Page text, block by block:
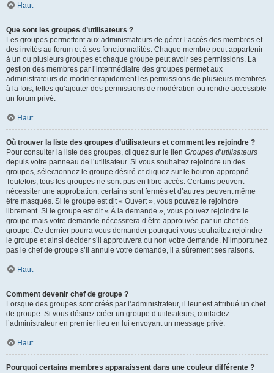
Haut
Que sont les groupes d’utilisateurs ?
Les groupes permettent aux administrateurs de gérer l’accès des membres et
des invités au forum et à ses fonctionnalités. Chaque membre peut appartenir
à un ou plusieurs groupes et chaque groupe peut avoir ses permissions. La
gestion des membres par l’intermédiaire des groupes permet aux
administrateurs de modifier rapidement les permissions de plusieurs membres
à la fois, telles qu’ajouter des permissions de modération ou rendre accessible
un forum privé.
Haut
Où trouver la liste des groupes d’utilisateurs et comment les rejoindre ?
Pour consulter la liste des groupes, cliquez sur le lien Groupes d’utilisateurs
depuis votre panneau de l’utilisateur. Si vous souhaitez rejoindre un des
groupes, sélectionnez le groupe désiré et cliquez sur le bouton approprié.
Toutefois, tous les groupes ne sont pas en libre accès. Certains peuvent
nécessiter une approbation, certains sont fermés et d’autres peuvent même
être masqués. Si le groupe est dit « Ouvert », vous pouvez le rejoindre
librement. Si le groupe est dit « À la demande », vous pouvez rejoindre le
groupe mais votre demande nécessitera d’être approuvée par un chef de
groupe. Ce dernier pourra vous demander pourquoi vous souhaitez rejoindre
le groupe et ainsi décider s’il approuvera ou non votre demande. N’importunez
pas le chef de groupe s’il annule votre demande, il a sûrement ses raisons.
Haut
Comment devenir chef de groupe ?
Lorsque des groupes sont créés par l’administrateur, il leur est attribué un chef
de groupe. Si vous désirez créer un groupe d’utilisateurs, contactez
l’administrateur en premier lieu en lui envoyant un message privé.
Haut
Pourquoi certains membres apparaissent dans une couleur différente ?